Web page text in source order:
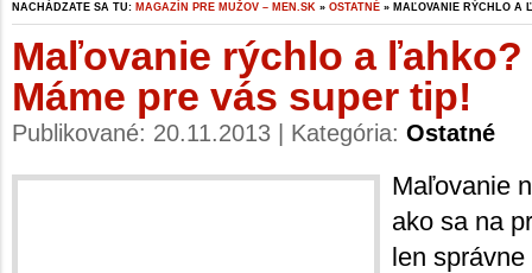
NACHÁDZATE SA TU: MAGAZÍN PRE MUŽOV – MEN.SK » OSTATNÉ » MAĽOVANIE RÝCHLO A
Maľovanie rýchlo a
Máme pre vás super tip!
Publikované: 20.11.2013 | Kategória: Ostatné
Maľovanie
ako sa na
len